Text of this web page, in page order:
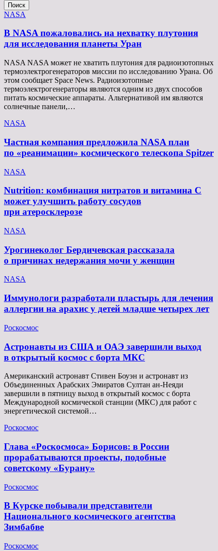
Поиск
NASA
В NASA пожаловались на нехватку плутония
для исследования планеты Уран
NASA NASA может не хватить плутония для радиоизотопных
термоэлектрогенераторов миссии по исследованию Урана. Об
этом сообщает Space News. Радиоизотопные
термоэлектрогенераторы являются одним из двух способов
питать космические аппараты. Альтернативой им являются
солнечные панели,…
NASA
Частная компания предложила NASA план
по «реанимации» космического телескопа Spitzer
NASA
Nutrition: комбинация нитратов и витамина C
может улучшить работу сосудов
при атеросклерозе
NASA
Урогинеколог Бердичевская рассказала
о причинах недержания мочи у женщин
NASA
Иммунологи разработали пластырь для лечения
аллергии на арахис у детей младше четырех лет
Роскосмос
Астронавты из США и ОАЭ завершили выход
в открытый космос с борта МКС
Американский астронавт Стивен Боуэн и астронавт из
Объединенных Арабских Эмиратов Султан ан-Неяди
завершили в пятницу выход в открытый космос с борта
Международной космической станции (МКС) для работ с
энергетической системой…
Роскосмос
Глава «Роскосмоса» Борисов: в России
прорабатываются проекты, подобные
советскому «Бурану»
Роскосмос
В Курске побывали представители
Национального космического агентства
Зимбабве
Роскосмос